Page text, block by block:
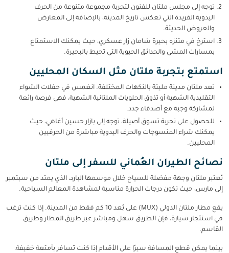
توجه إلى مجلس ملتان للفنون لتجربة مجموعة متنوعة من الحرف
اليدوية الفريدة التي تعكس تاريخ المدينة، بالإضافة إلى المعارض
والعروض الحديثة.
استرخ في متنزه بحيرة شامان زار عسكري، حيث يمكنك الاستمتاع
بمسارات المشي والحدائق الحيوية التي تحيط بالبحيرة.
استمتع بتجربة ملتان مثل السكان المحليين
تعد ملتان مدينة مليئة بالنكهات المختلفة. انغمس في حفلات الشواء
التقليدية الشهية أو تذوق الحلويات الملتانية الشهية، فهي فرصة رائعة
لمشاركة وجبة مع أصدقاء جدد.
للحصول على تجربة تسوق أصيلة، توجه إلى بازار حسين أغاهي، حيث
يمكنك شراء المنسوجات والحرف اليدوية مباشرة من الحرفيين
المحليين.
نصائح الطيران العُماني للسفر إلى ملتان
تُعتبر ملتان وجهة مفضلة للسياح خلال موسمها البارد، الذي يمتد من سبتمبر
إلى مارس، حيث تكون درجات الحرارة مناسبة لمشاهدة المعالم السياحية.
يقع مطار ملتان الدولي (MUX) على بُعد 10 كم فقط من المدينة. إذا كنت ترغب
في استئجار سيارة، فإن الطريق سهل ومباشر عبر طريق المطار وطريق
القاسم.
بينما يمكن قطع المسافة سيرًا على الأقدام إذا كنت تسافر بأمتعة خفيفة،